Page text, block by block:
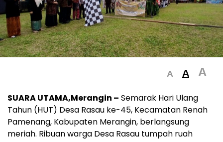
A A A
SUARA UTAMA,Merangin – Semarak Hari Ulang
Tahun (HUT) Desa Rasau ke-45, Kecamatan Renah
Pamenang, Kabupaten Merangin, berlangsung
meriah. Ribuan warga Desa Rasau tumpah ruah